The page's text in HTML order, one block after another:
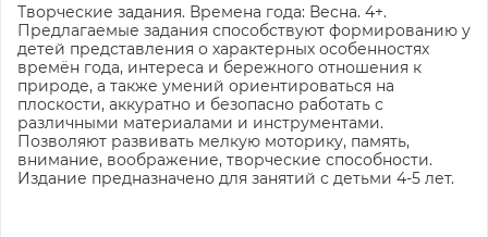
Творческие задания. Времена года: Весна. 4+.
Предлагаемые задания способствуют формированию у
детей представления о характерных особенностях
времён года, интереса и бережного отношения к
природе, а также умений ориентироваться на
плоскости, аккуратно и безопасно работать с
различными материалами и инструментами.
Позволяют развивать мелкую моторику, память,
внимание, воображение, творческие способности.
Издание предназначено для занятий с детьми 4-5 лет.